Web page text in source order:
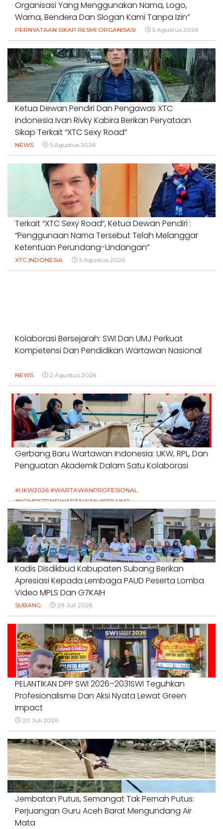
Organisasi Yang Menggunakan Nama, Logo,
Warna, Bendera Dan Slogan Kami Tanpa Izin”
PERNYATAAN SIKAP RESMI ORGANISASI 5 Agustus 2026
Ketua Dewan Pendiri Dan Pengawas XTC
Indonesia Ivan Rivky Kabira Berikan Peryataan
Sikap Terkait “XTC Sexy Road”
NEWS 5 Agustus 2026
Terkait “XTC Sexy Road”, Ketua Dewan Pendiri :
“Penggunaan Nama Tersebut Telah Melanggar
Ketentuan Perundang-Undangan”
XTC INDONESIA 5 Agustus 2026
Kolaborasi Bersejarah: SWI Dan UMJ Perkuat
Kompetensi Dan Pendidikan Wartawan Nasional
NEWS 2 Agustus 2026
Gerbang Baru Wartawan Indonesia: UKW, RPL, Dan
Penguatan Akademik Dalam Satu Kolaborasi
#UKW2026 #WARTAWANPROFESIONAL
#KOMPETENSIWARTAWAN #RPLUMJ
#PENDIDIKANWARTAWAN #SWINASIONAL #SWIJABAR
1 Agustus 2026
Kadis Disdikbud Kabupaten Subang Berikan
Apresiasi Kepada Lembaga PAUD Peserta Lomba
Video MPLS Dan G7KAIH
SUBANG 29 Juli 2026
PELANTIKAN DPP SWI 2026–2031SWI Teguhkan
Profesionalisme Dan Aksi Nyata Lewat Green
Impact
20 Juli 2026
Jembatan Putus, Semangat Tak Pernah Putus:
Perjuangan Guru Aceh Barat Mengundang Air
Mata